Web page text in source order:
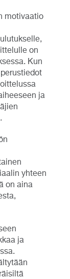
motivaatio
on
Kun
ja
yhteen
on aina
ja